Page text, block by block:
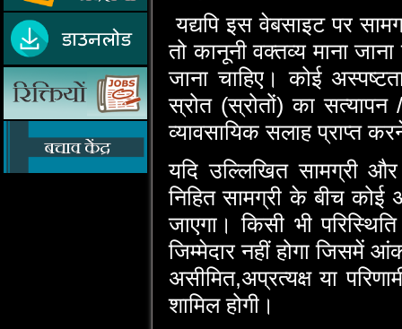
यद्यपि इस वेबसाइट पर
तो कानूनी वक्‍तव्‍य माना
जाना चाहिए। कोई
स्रोत (स्रोतों) का
व्‍यावसायिक सलाह प्राप्‍त
यदि उल्‍लिखित सामग्री और
निहित सामग्री के बीच कोई
जाएगा। किसी भी
जिम्‍मेदार नहीं होगा जिसमें
असीमित,अप्रत्यक्ष या
शामिल होगी।